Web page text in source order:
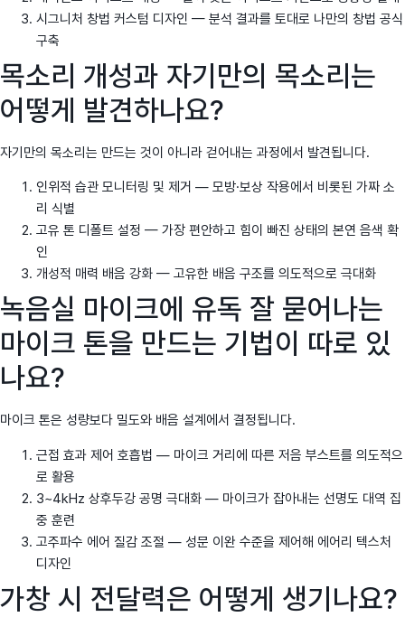
시그니처 창법 커스텀 디자인 — 분석 결과를 토대로 나만의 창법 공식
구축
목소리 개성과 자기만의 목소리는
어떻게 발견하나요?
자기만의 목소리는 만드는 것이 아니라 걷어내는 과정에서 발견됩니다.
인위적 습관 모니터링 및 제거 — 모방·보상 작용에서 비롯된 가짜 소
리 식별
고유 톤 디폴트 설정 — 가장 편안하고 힘이 빠진 상태의 본연 음색 확
인
개성적 매력 배음 강화 — 고유한 배음 구조를 의도적으로 극대화
녹음실 마이크에 유독 잘 묻어나는
마이크 톤을 만드는 기법이 따로 있
나요?
마이크 톤은 성량보다 밀도와 배음 설계에서 결정됩니다.
근접 효과 제어 호흡법 — 마이크 거리에 따른 저음 부스트를 의도적으
로 활용
3~4kHz 상후두강 공명 극대화 — 마이크가 잡아내는 선명도 대역 집
중 훈련
고주파수 에어 질감 조절 — 성문 이완 수준을 제어해 에어리 텍스처
디자인
가창 시 전달력은 어떻게 생기나요?